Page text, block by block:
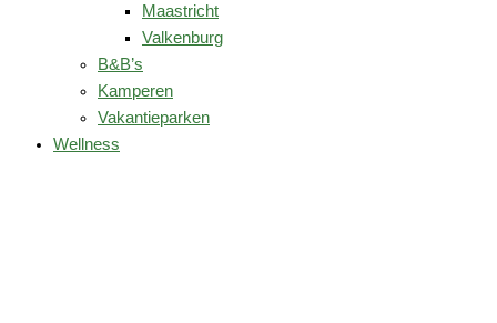
Maastricht
Valkenburg
B&B’s
Kamperen
Vakantieparken
Wellness